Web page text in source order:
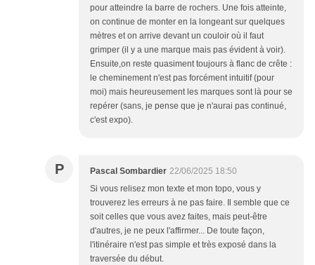
pour atteindre la barre de rochers. Une fois atteinte,
on continue de monter en la longeant sur quelques
mètres et on arrive devant un couloir où il faut
grimper (il y a une marque mais pas évident à voir).
Ensuite,on reste quasiment toujours à flanc de crête :
le cheminement n'est pas forcément intuitif (pour
moi) mais heureusement les marques sont là pour se
repérer (sans, je pense que je n'aurai pas continué,
c'est expo).
P Pascal Sombardier 22/06/2025 18:50
Si vous relisez mon texte et mon topo, vous y
trouverez les erreurs à ne pas faire. Il semble que ce
soit celles que vous avez faites, mais peut-être
d'autres, je ne peux l'affirmer... De toute façon,
l'itinéraire n'est pas simple et très exposé dans la
traversée du début.